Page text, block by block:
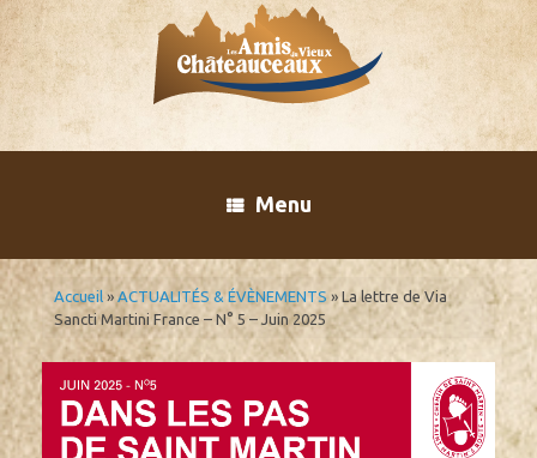
Skip
to
content
Menu
Accueil » ACTUALITÉS & ÉVÈNEMENTS » La lettre de Via
Sancti Martini France – N° 5 – Juin 2025